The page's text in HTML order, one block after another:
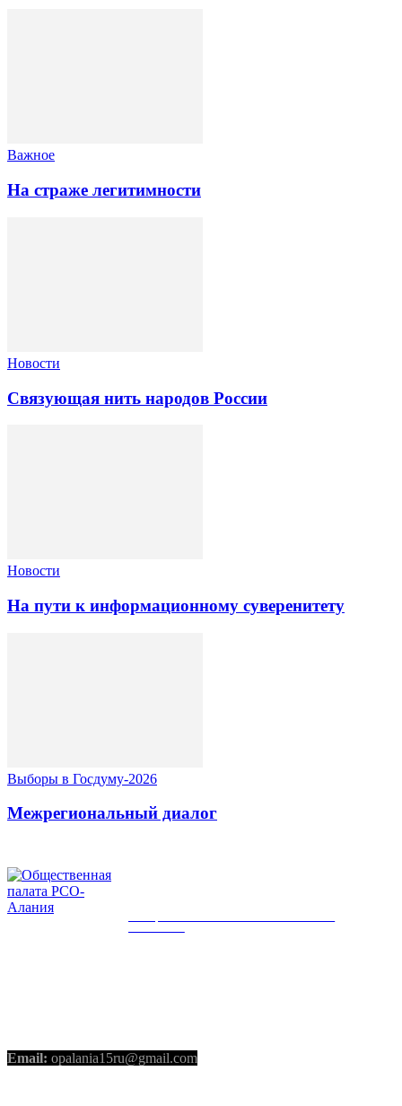
Важное
На страже легитимности
Новости
Связующая нить народов России
Новости
На пути к информационному суверенитету
Выборы в Госдуму-2026
Межрегиональный диалог
Email: opalania15ru@gmail.com